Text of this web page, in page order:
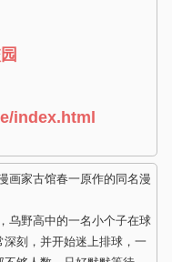
index.html
画家古馆春一原作的同名漫
乌野高中的一名小个子在球
深刻，并开始迷上排球，一